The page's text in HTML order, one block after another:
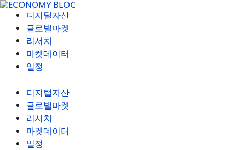
컨
디지털자산
글로벌마켓
리서치
마켓데이터
일정
디지털자산
글로벌마켓
리서치
마켓데이터
일정